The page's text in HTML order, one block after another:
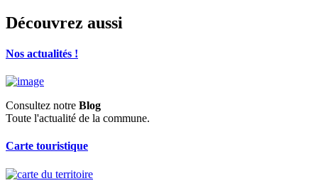
Découvrez aussi
Nos actualités !
Consultez notre Blog
Toute l'actualité de la commune.
Carte touristique